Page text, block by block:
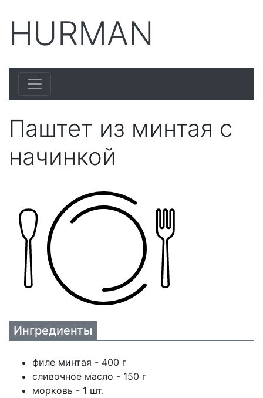
HURMAN
Паштет из минтая с
начинкой
Ингредиенты
филе минтая - 400 г
сливочное масло - 150 г
морковь - 1 шт.